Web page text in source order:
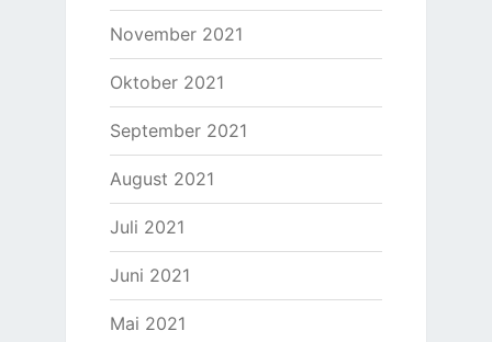
November 2021
Oktober 2021
September 2021
August 2021
Juli 2021
Juni 2021
Mai 2021